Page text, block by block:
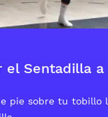
el Sentadilla
pie sobre tu tobillo